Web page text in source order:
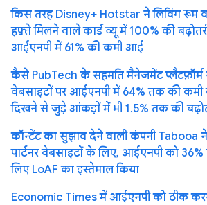
किस तरह Disney+ Hotstar ने लिविंग रूम
हफ़्ते मिलने वाले कार्ड व्यू में 100% की
आईएनपी में 61% की कमी आई
कैसे PubTech के सहमति मैनेजमेंट प्लैटफ़ॉर्म
वेबसाइटों पर आईएनपी में 64% तक की कमी
दिखने से जुड़े आंकड़ों में भी 1.5% तक की
कॉन्टेंट का सुझाव देने वाली कंपनी Tabooa
पार्टनर वेबसाइटों के लिए, आईएनपी को
लिए LoAF का इस्तेमाल किया
Economic Times में आईएनपी को ठीक